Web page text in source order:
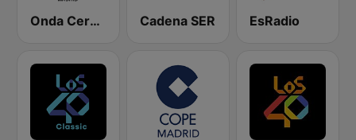
Onda Cero Madrid Cadena SER EsRadio